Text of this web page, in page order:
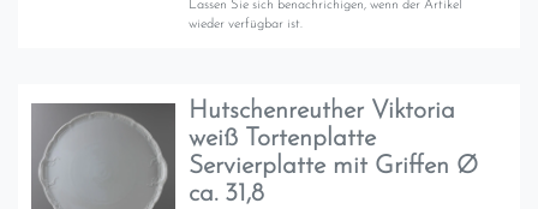
Lassen Sie sich benachrichigen, wenn der Artikel
wieder verfügbar ist.
Hutschenreuther Viktoria
weiß Tortenplatte
Servierplatte mit Griffen Ø
ca. 31,8